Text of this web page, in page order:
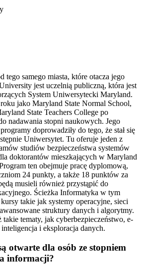
tego samego miasta, które otacza jego
jest uczelnią publiczną, która jest
System Uniwersytecki Maryland.
jako Maryland State Normal School,
State Teachers College po
nadawania stopni naukowych. Jego
doprowadziły do tego, że stał się
Uniwersytet. Tu oferuje jeden z
studiów bezpieczeństwa systemów
doktorantów mieszkających w Maryland
ten obejmuje pracę dyplomową,
24 punkty, a także 18 punktów za
musieli również przystąpić do
Ścieżka Informatyka w tym
takie jak systemy operacyjne, sieci
struktury danych i algorytmy.
tematy, jak cyberbezpieczeństwo, e-
i eksploracja danych.
otwarte dla osób ze stopniem
informacji?